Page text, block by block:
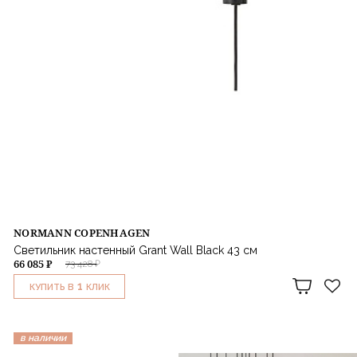
NORMANN COPENHAGEN
Светильник настенный Grant Wall Black 43 см
73 428 ₽
66 085 ₽
КУПИТЬ В 1 КЛИК
в наличии